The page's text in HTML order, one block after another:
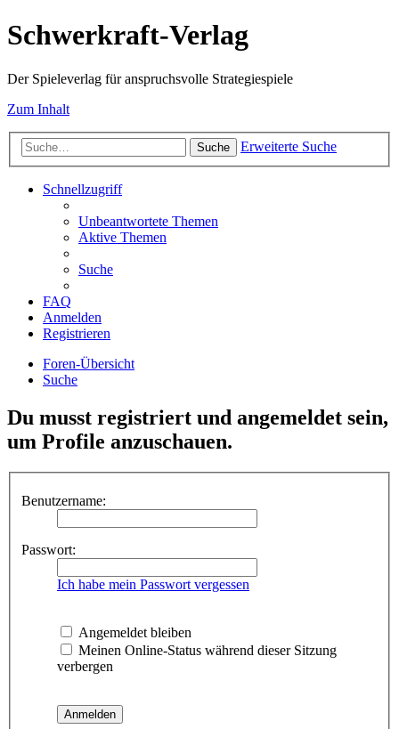
Schwerkraft-Verlag
Der Spieleverlag für anspruchsvolle Strategiespiele
Zum Inhalt
Suche Erweiterte Suche
Schnellzugriff
Unbeantwortete Themen
Aktive Themen
Suche
FAQ
Anmelden
Registrieren
Foren-Übersicht
Suche
Du musst registriert und angemeldet sein,
um Profile anzuschauen.
Benutzername:
Passwort:
Ich habe mein Passwort vergessen
Angemeldet bleiben
Meinen Online-Status während dieser Sitzung
verbergen